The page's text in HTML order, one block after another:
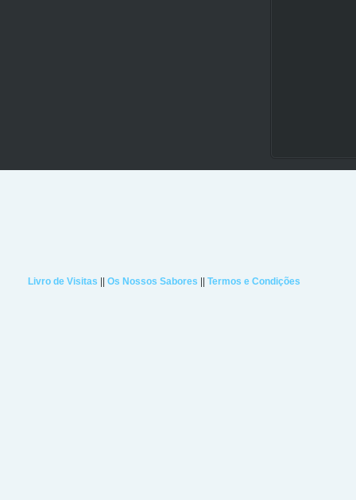
Livro de Visitas Os Nossos Sabores Termos e Condições